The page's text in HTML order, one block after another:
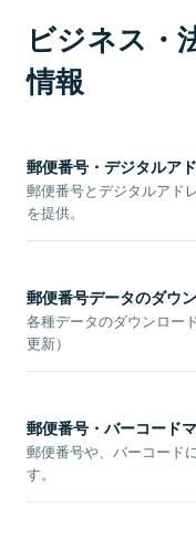
ビジネス・
情報
郵便番号・デジタルア
郵便番号とデジタルアド
を提供。
郵便番号データのダウ
各種データのダウンロー
更新）
郵便番号・バーコード
郵便番号や、バーコード
す。